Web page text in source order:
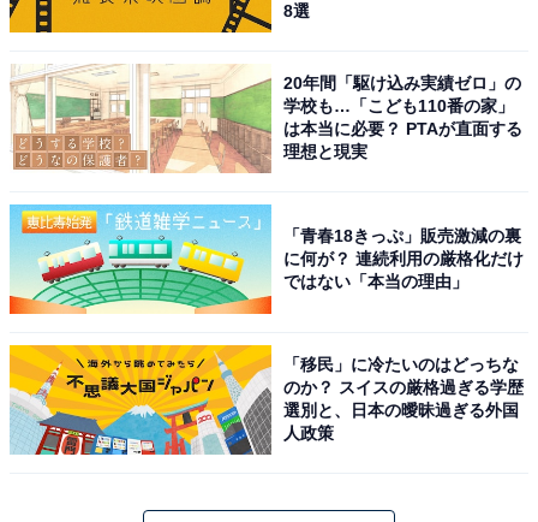
8選
20年間「駆け込み実績ゼロ」の
学校も…「こども110番の家」
は本当に必要？ PTAが直面する
理想と現実
「青春18きっぷ」販売激減の裏
に何が？ 連続利用の厳格化だけ
ではない「本当の理由」
「移民」に冷たいのはどっちな
のか？ スイスの厳格過ぎる学歴
選別と、日本の曖昧過ぎる外国
人政策